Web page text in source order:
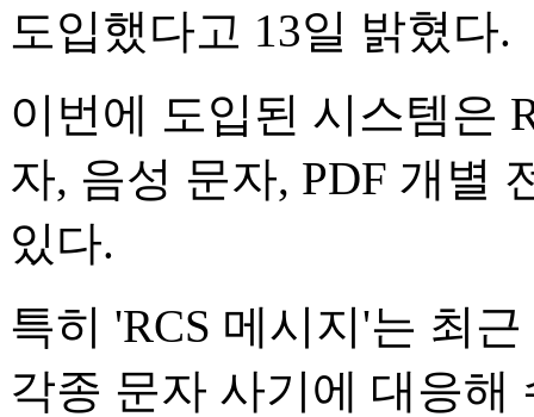
도입했다고 13일 밝혔다.
이번에 도입된 시스템은
자, 음성 문자, PDF 개별
있다.
특히 'RCS 메시지'는 최
각종 문자 사기에 대응해